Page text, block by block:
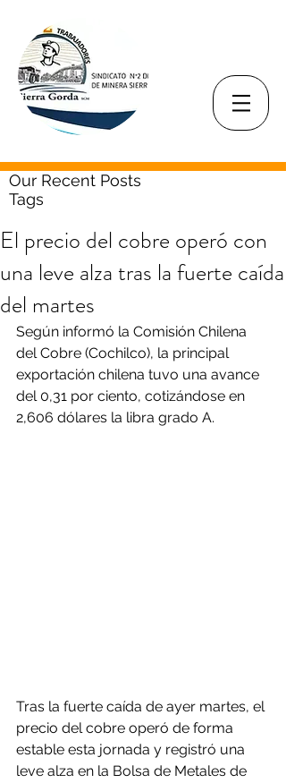
Our Recent Posts
Tags
El precio del cobre operó con
una leve alza tras la fuerte caída
del martes
Según informó la Comisión Chilena
del Cobre (Cochilco), la principal
exportación chilena tuvo una avance
del 0,31 por ciento, cotizándose en
2,606 dólares la libra grado A.
Tras la fuerte caída de ayer martes, el
precio del cobre operó de forma
estable esta jornada y registró una
leve alza en la Bolsa de Metales de